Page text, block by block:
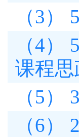
（3
（4
课程
（5
（6